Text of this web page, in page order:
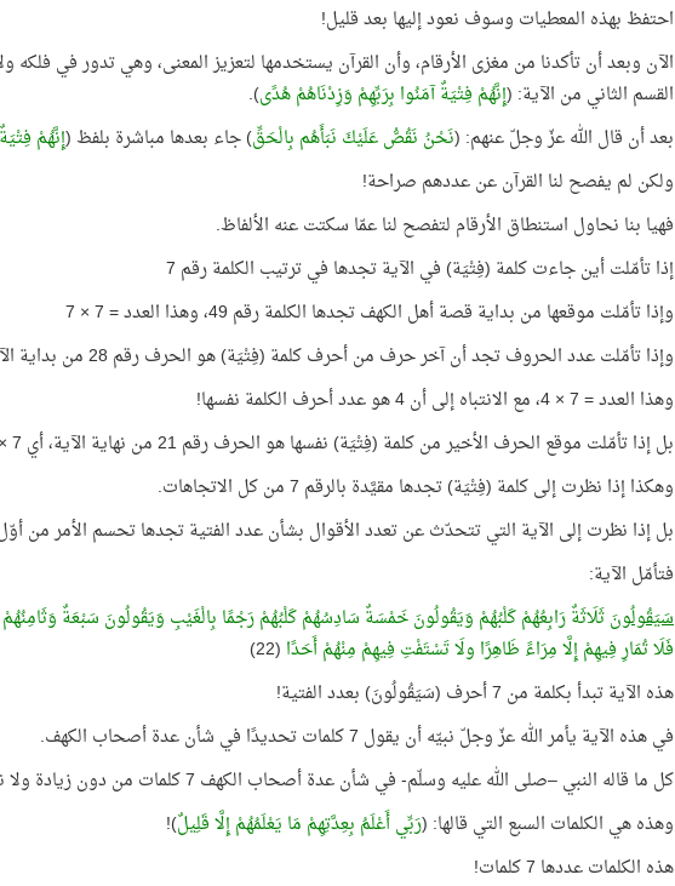
احتفظ بهذه المعطيات وسوف نعود إليها بعد قليل!
الآن وبعد أن تأكدنا من مغزى الأرقام، وأن القرآن يستخدمها لتعزيز المعنى، وهي تدور في فلكه
القسم الثاني من الآية: (إِنَّهُمْ فِتْيَةٌ آمَنُوا بِرَبِّهِمْ وَزِدْنَاهُمْ هُدًى).
بعد أن قال الله عزّ وجلّ عنهم: (نَحْنُ نَقُصُّ عَلَيْكَ نَبَأَهُم بِالْحَقِّ) جاء بعدها مباشرة بلفظ (إِنَّهُمْ فِتْيَةٌ
ولكن لم يفصح لنا القرآن عن عددهم صراحة!
فهيا بنا نحاول استنطاق الأرقام لتفصح لنا عمّا سكتت عنه الألفاظ.
إذا تأمّلت أين جاءت كلمة (فِتْيَة) في الآية تجدها في ترتيب الكلمة رقم 7
وإذا تأمّلت موقعها من بداية قصة أهل الكهف تجدها الكلمة رقم 49، وهذا العدد = 7 × 7
وإذا تأمّلت عدد الحروف تجد أن آخر حرف من أحرف كلمة (فِتْيَة) هو الحرف رقم 28 من بداية الآية!
وهذا العدد = 7 × 4، مع الانتباه إلى أن 4 هو عدد أحرف الكلمة نفسها!
بل إذا تأمّلت موقع الحرف الأخير من كلمة (فِتْيَة) نفسها هو الحرف رقم 21 من نهاية الآية، أي 7 × 3
وهكذا إذا نظرت إلى كلمة (فِتْيَة) تجدها مقيَّدة بالرقم 7 من كل الاتجاهات.
بل إذا نظرت إلى الآية التي تتحدّث عن تعدد الأقوال بشأن عدد الفتية تجدها تحسم الأمر من
فتأمّل الآية:
سَيَقُولُونَثَلَاثَةٌ رَابِعُهُمْ كَلْبُهُمْ وَيَقُولُونَ خَمْسَةٌ سَادِسُهُمْ كَلْبُهُمْ رَجْمًا بِالْغَيْبِ وَيَقُولُونَ سَبْعَةٌ
فَلَا تُمَارِ فِيهِمْ إِلَّا مِرَاءً ظَاهِرًا ولَا تَسْتَفْتِ فِيهِمْ مِنْهُمْ أَحَدًا (22)
هذه الآية تبدأ بكلمة من 7 أحرف (سَيَقُولُونَ) بعدد الفتية!
في هذه الآية يأمر الله عزّ وجلّ نبيّه أن يقول 7 كلمات تحديدًا في شأن عدة أصحاب الكهف.
كل ما قاله النبي –صلى الله عليه وسلّم- في شأن عدة أصحاب الكهف 7 كلمات من دون زيادة ولا نقصان!
وهذه هي الكلمات السبع التي قالها: (رَبِّي أَعْلَمُ بِعِدَّتِهِمْ مَا يَعْلَمُهُمْ إِلَّا قَلِيلٌ)!
هذه الكلمات عددها 7 كلمات!